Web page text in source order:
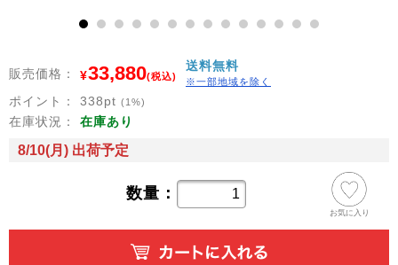
10 11 12 13
販売価格： ¥33,880(税込)
送料無料
※一部地域を除く
ポイント： 338pt (1%)
在庫状況： 在庫あり
8/10(月) 出荷予定
数量：
お気に入り